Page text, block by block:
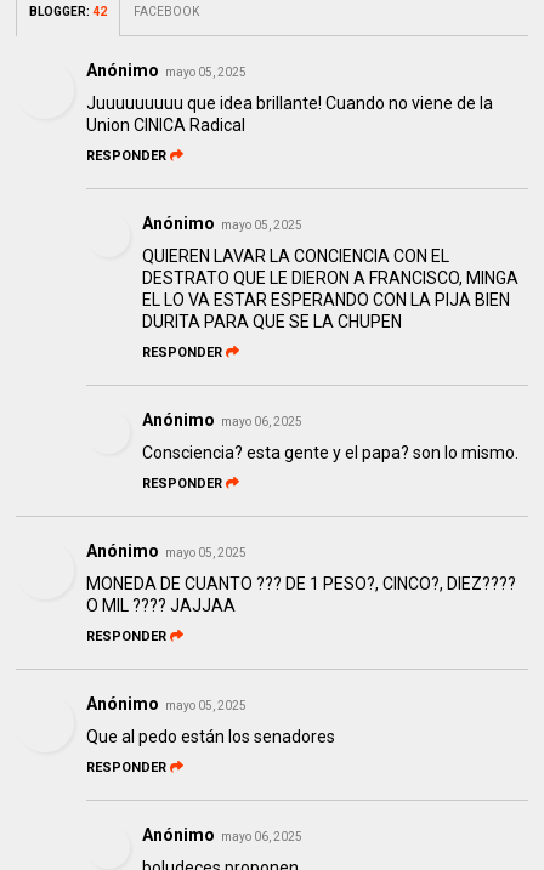
BLOGGER:42 FACEBOOK
Anónimo mayo 05, 2025
Juuuuuuuuu que idea brillante! Cuando no viene de la
Union CINICA Radical
RESPONDER
Anónimo mayo 05, 2025
QUIEREN LAVAR LA CONCIENCIA CON EL
DESTRATO QUE LE DIERON A FRANCISCO, MINGA
EL LO VA ESTAR ESPERANDO CON LA PIJA BIEN
DURITA PARA QUE SE LA CHUPEN
RESPONDER
Anónimo mayo 06, 2025
Consciencia? esta gente y el papa? son lo mismo.
RESPONDER
Anónimo mayo 05, 2025
MONEDA DE CUANTO ??? DE 1 PESO?, CINCO?, DIEZ????
O MIL ???? JAJJAA
RESPONDER
Anónimo mayo 05, 2025
Que al pedo están los senadores
RESPONDER
Anónimo mayo 06, 2025